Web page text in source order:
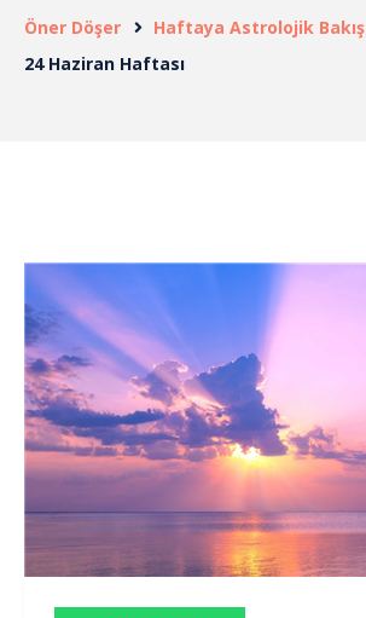
Öner Döşer
Haftaya Astrolojik Bakış
24 Haziran Haftası